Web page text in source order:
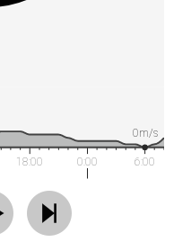
18:00 0:00 6:00
0m/s